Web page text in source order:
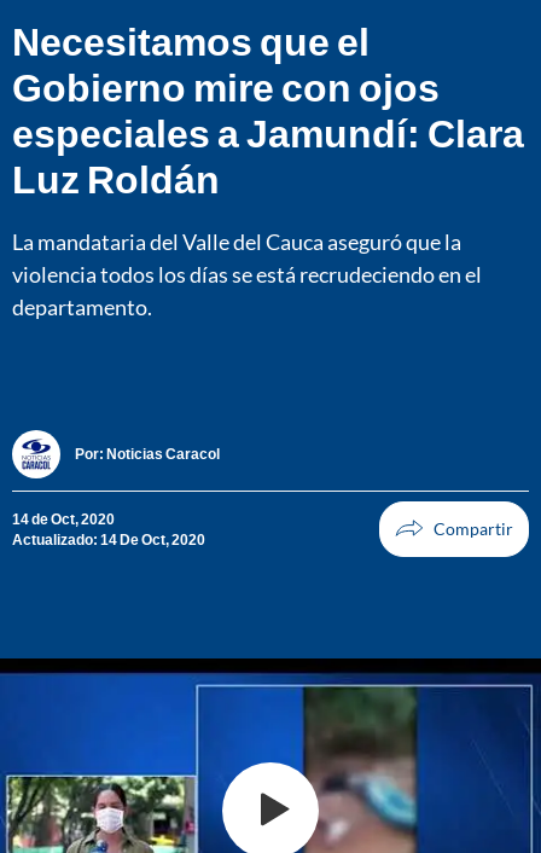
Necesitamos que el
Gobierno mire con ojos
especiales a Jamundí: Clara
Luz Roldán
La mandataria del Valle del Cauca aseguró que la
violencia todos los días se está recrudeciendo en el
departamento.
Por: Noticias Caracol
14 de Oct, 2020
Actualizado: 14 De Oct, 2020